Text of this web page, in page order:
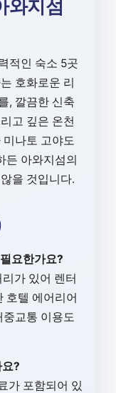
와지섬
적인 숙소 5곳
호화로운 리
, 깔끔한 신축
고 깊은 온천
나토 고야도
든 아와지섬의
을 것입니다.
요한가요?
가 있어 렌터
호텔 에어리어
교통 이용도
?
가 포함되어 있